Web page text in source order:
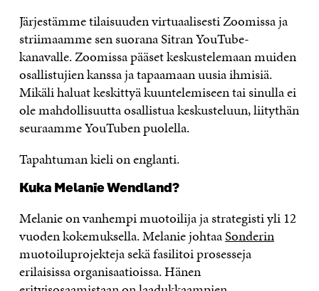
Järjestämme tilaisuuden virtuaalisesti Zoomissa ja
striimaamme sen suorana Sitran YouTube-
kanavalle. Zoomissa pääset keskustelemaan muiden
osallistujien kanssa ja tapaamaan uusia ihmisiä.
Mikäli haluat keskittyä kuuntelemiseen tai sinulla ei
ole mahdollisuutta osallistua keskusteluun, liitythän
seuraamme YouTuben puolella.
Tapahtuman kieli on englanti.
Kuka Melanie Wendland?
Melanie on vanhempi muotoilija ja strategisti yli 12
vuoden kokemuksella. Melanie johtaaSonderin
muotoiluprojekteja sekä fasilitoi prosesseja
erilaisissa organisaatioissa. Hänen